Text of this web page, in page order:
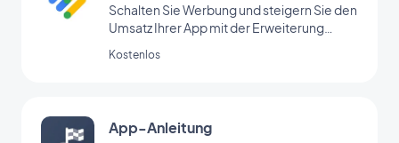
Schalten Sie Werbung und steigern Sie den
Umsatz Ihrer App mit der Erweiterung
Kostenlos
App-Anleitung